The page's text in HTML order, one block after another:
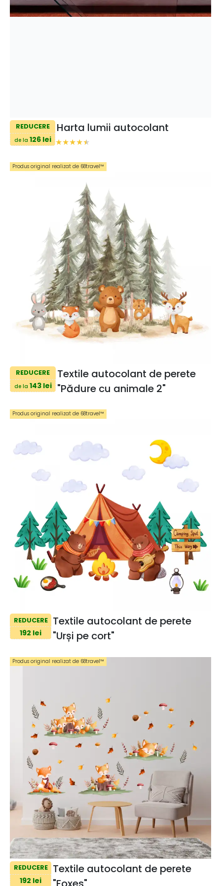
REDUCERE
de la 126 lei
Harta lumii autocolant
REDUCERE
de la 143 lei
Textile autocolant de perete
"Pădure cu animale 2"
Produs original realizat de 68travel™️
REDUCERE
192 lei
Textile autocolant de perete
"Urși pe cort"
Produs original realizat de 68travel™️
REDUCERE
192 lei
Textile autocolant de perete
Produs original realizat de 68travel™️